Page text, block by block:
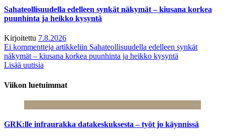
Sahateollisuudella edelleen synkät näkymät – kiusana korkea
puunhinta ja heikko kysyntä
Kirjoitettu 7.8.2026
Ei kommentteja artikkeliin Sahateollisuudella edelleen synkät
näkymät – kiusana korkea puunhinta ja heikko kysyntä
Lisää uutisia
Viikon luetuimmat
GRK:lle infraurakka datakeskuksesta – työt jo käynnissä